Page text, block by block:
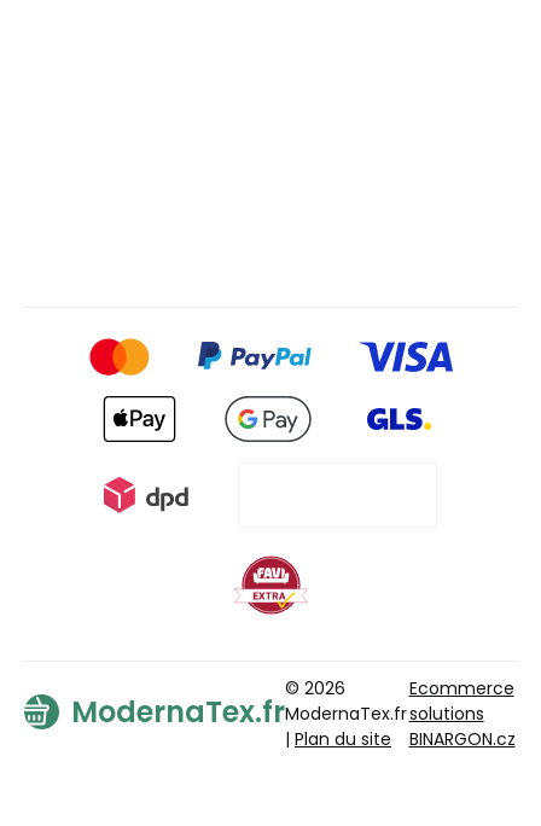
ModernaTex.fr
© 2026
ModernaTex.fr
| Plan du site
Ecommerce
solutions
BINARGON.cz